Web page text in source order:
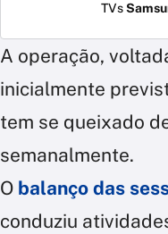
TVs
A operação,
inicialmente
tem se queixado
semanalmente.
O balanço das
conduziu